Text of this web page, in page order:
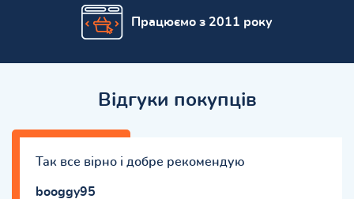
Працюємо з 2011 року
Відгуки покупців
Так все вірно і добре рекомендую
booggy95